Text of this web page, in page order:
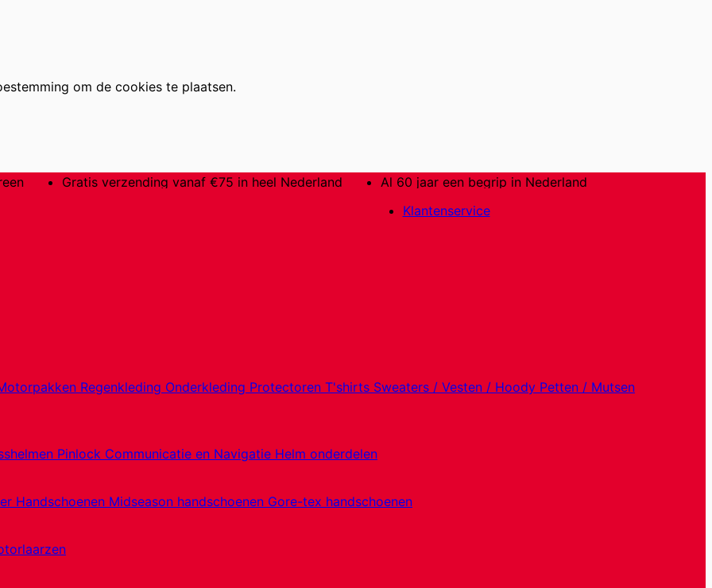
om de cookies te plaatsen.
Gratis verzending vanaf €75 in heel Nederland
Al 60 jaar een begrip in Nederland
Klantenservice
Regenkleding Onderkleding Protectoren T'shirts Sweaters / Vesten / Hoody Petten / Mutsen
Pinlock Communicatie en Navigatie Helm onderdelen
Handschoenen Midseason handschoenen Gore-tex handschoenen